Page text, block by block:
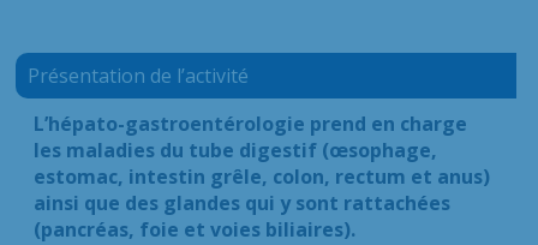
Présentation de l’activité
L’hépato-gastroentérologie prend en charge
les maladies du tube digestif (œsophage,
estomac, intestin grêle, colon, rectum et anus)
ainsi que des glandes qui y sont rattachées
(pancréas, foie et voies biliaires).